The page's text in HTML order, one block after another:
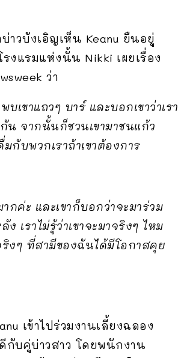
าวบังเอิญเห็น Keanu ยืนอยู่
งแรมแห่งนั้น Nikki เผยเรื่อง
ว่า
บเขาแถวๆ บาร์ และบอกเขาว่าเรา
น จากนั้นก็ชวนเขามาชนแก้ว
กับพวกเราถ้าเขาต้องการ
ากค่ะ และเขาก็บอกว่าจะมาร่วม
เราไม่รู้ว่าเขาจะมาจริงๆ ไหม
งๆ ที่สามีของฉันได้มีโอกาสคุย
เข้าไปร่วมงานเลี้ยงฉลอง
กับคู่บ่าวสาว โดยพนักงาน